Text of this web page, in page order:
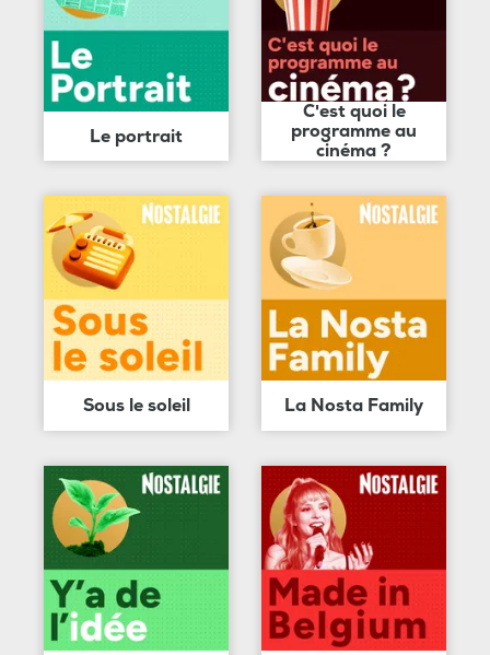
Le portrait
C'est quoi le
programme au
cinéma ?
Sous le soleil La Nosta Family